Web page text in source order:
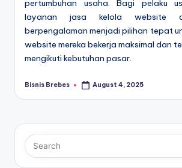
pertumbuhan usaha. Bagi pelaku
layanan jasa kelola website
berpengalaman menjadi pilihan tepat
website mereka bekerja maksimal dan
mengikuti kebutuhan pasar.
Posted
Bisnis Brebes August 4, 2025